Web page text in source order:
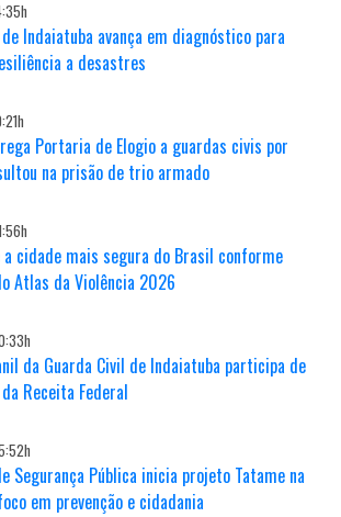
Indaiatuba avança em diagnóstico para
a desastres
Portaria de Elogio a guardas civis por
na prisão de trio armado
a cidade mais segura do Brasil conforme
Atlas da Violência 2026
da Guarda Civil de Indaiatuba participa de
Receita Federal
Segurança Pública inicia projeto Tatame na
em prevenção e cidadania